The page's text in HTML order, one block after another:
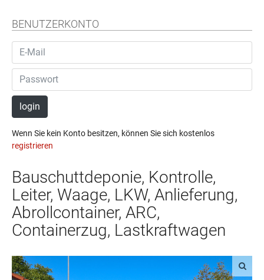
BENUTZERKONTO
login
Wenn Sie kein Konto besitzen, können Sie sich kostenlos
registrieren
Bauschuttdeponie, Kontrolle,
Leiter, Waage, LKW, Anlieferung,
Abrollcontainer, ARC,
Containerzug, Lastkraftwagen